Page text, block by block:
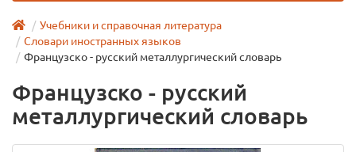
Учебники и справочная литература
Словари иностранных языков
Французско - русский металлургический словарь
Французско - русский
металлургический словарь